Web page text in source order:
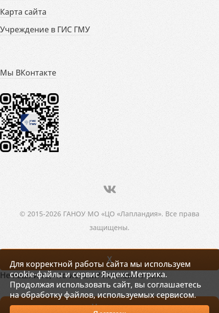
Карта сайта
Учреждение в ГИС ГМУ
Мы ВКонтакте
© 2015-2026 ГАНОУ МО «ЦО «Лапландия». Все права
защищены.
Для корректной работы сайта мы используем
cookie-файлы и сервис Яндекс.Метрика.
Продолжая использовать сайт, вы соглашаетесь
на обработку файлов, используемых сервисом.
X
Не нашли то, что искали? Напишите нам!
Написать